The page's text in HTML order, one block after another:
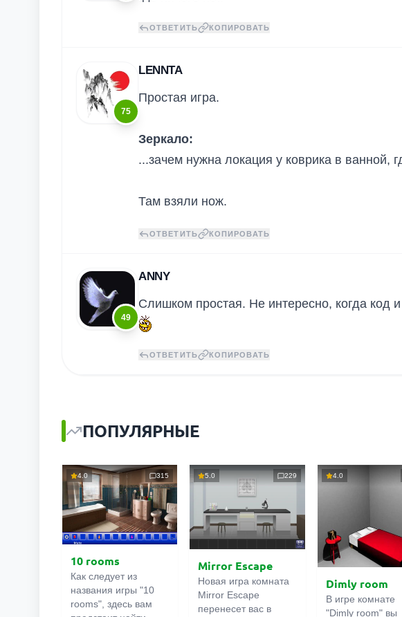
ОТВЕТИТЬ КОПИРОВАТЬ
75
LENNTA
Простая игра.
Зеркало:
...зачем нужна локация у коврика в ванной,
Там взяли нож.
ОТВЕТИТЬ КОПИРОВАТЬ
49
ANNY
Слишком простая. Не интересно, когда код
ОТВЕТИТЬ КОПИРОВАТЬ
ПОПУЛЯРНЫЕ
4.0 315
10 rooms
Как следует из
названия игры "10
rooms", здесь вам
5.0 229
Mirror Escape
Новая игра комната
Mirror Escape
перенесет вас в
4.0
Dimly room
В игре комнате
"Dimly room" вы